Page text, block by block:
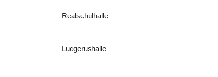
Realschulhalle
Ludgerushalle